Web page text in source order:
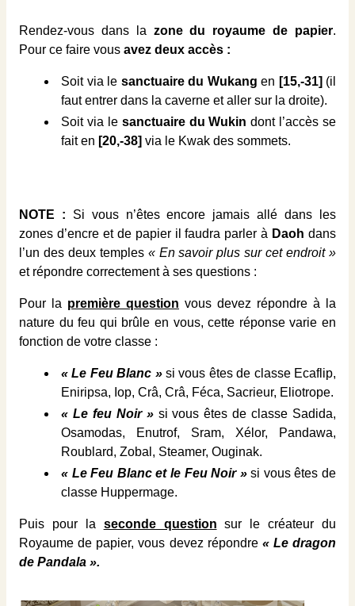
Rendez-vous dans la zone du royaume de papier.
Pour ce faire vous avez deux accès :
Soit via le sanctuaire du Wukang en [15,-31] (il
faut entrer dans la caverne et aller sur la droite).
Soit via le sanctuaire du Wukin dont l’accès se
fait en [20,-38] via le Kwak des sommets.
NOTE : Si vous n’êtes encore jamais allé dans les
zones d’encre et de papier il faudra parler à Daoh dans
l’un des deux temples « En savoir plus sur cet endroit »
et répondre correctement à ses questions :
Pour la première question vous devez répondre à la
nature du feu qui brûle en vous, cette réponse varie en
fonction de votre classe :
« Le Feu Blanc »si vous êtes de classe Ecaflip,
Eniripsa, Iop, Crâ, Crâ, Féca, Sacrieur, Eliotrope.
« Le feu Noir »si vous êtes de classe Sadida,
Osamodas, Enutrof, Sram, Xélor, Pandawa,
Roublard, Zobal, Steamer, Ouginak.
« Le Feu Blanc et le Feu Noir »si vous êtes de
classe Huppermage.
Puis pour la seconde question sur le créateur du
Royaume de papier, vous devez répondre « Le dragon
de Pandala ».